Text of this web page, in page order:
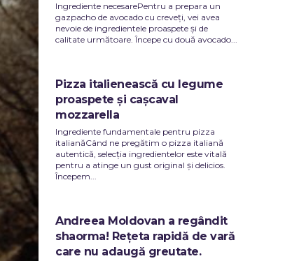
Ingrediente necesarePentru a prepara un
gazpacho de avocado cu creveți, vei avea
nevoie de ingredientele proaspete și de
calitate următoare. Începe cu două avocado...
Pizza italienească cu legume
proaspete și cașcaval
mozzarella
Ingrediente fundamentale pentru pizza
italianăCând ne pregătim o pizza italiană
autentică, selecția ingredientelor este vitală
pentru a atinge un gust original și delicios.
Începem...
Andreea Moldovan a regândit
shaorma! Rețeta rapidă de vară
care nu adaugă greutate.